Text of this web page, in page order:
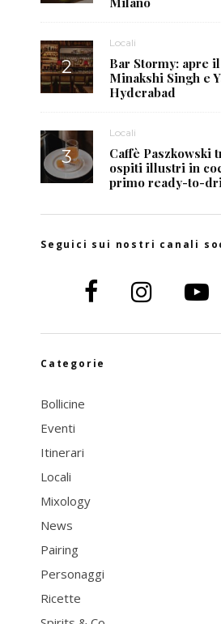
Locali
Bar Stormy: apre
Minakshi Singh e
Hyderabad
Locali
Caffè Paszkowski
ospiti illustri in
primo ready-to-
Seguici sui nostri canali
Categorie
Bollicine
Eventi
Itinerari
Locali
Mixology
News
Pairing
Personaggi
Ricette